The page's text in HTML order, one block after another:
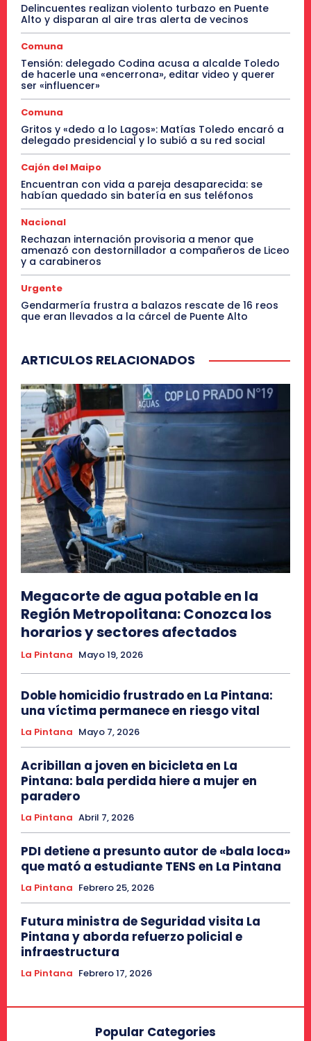
Delincuentes realizan violento turbazo en Puente
Alto y disparan al aire tras alerta de vecinos
Comuna
Tensión: delegado Codina acusa a alcalde Toledo
de hacerle una «encerrona», editar video y querer
ser «influencer»
Comuna
Gritos y «dedo a lo Lagos»: Matías Toledo encaró a
delegado presidencial y lo subió a su red social
Cajón del Maipo
Encuentran con vida a pareja desaparecida: se
habían quedado sin batería en sus teléfonos
Nacional
Rechazan internación provisoria a menor que
amenazó con destornillador a compañeros de Liceo
y a carabineros
Urgente
Gendarmería frustra a balazos rescate de 16 reos
que eran llevados a la cárcel de Puente Alto
ARTICULOS RELACIONADOS
Megacorte de agua potable en la
Región Metropolitana: Conozca los
horarios y sectores afectados
La Pintana Mayo 19, 2026
Doble homicidio frustrado en La Pintana:
una víctima permanece en riesgo vital
La Pintana Mayo 7, 2026
Acribillan a joven en bicicleta en La
Pintana: bala perdida hiere a mujer en
paradero
La Pintana Abril 7, 2026
PDI detiene a presunto autor de «bala loca»
que mató a estudiante TENS en La Pintana
La Pintana Febrero 25, 2026
Futura ministra de Seguridad visita La
Pintana y aborda refuerzo policial e
infraestructura
La Pintana Febrero 17, 2026
Popular Categories